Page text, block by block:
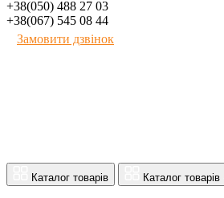
+38(050) 488 27 03
+38(067) 545 08 44
Замовити дзвінок
Каталог товарів Каталог товарів